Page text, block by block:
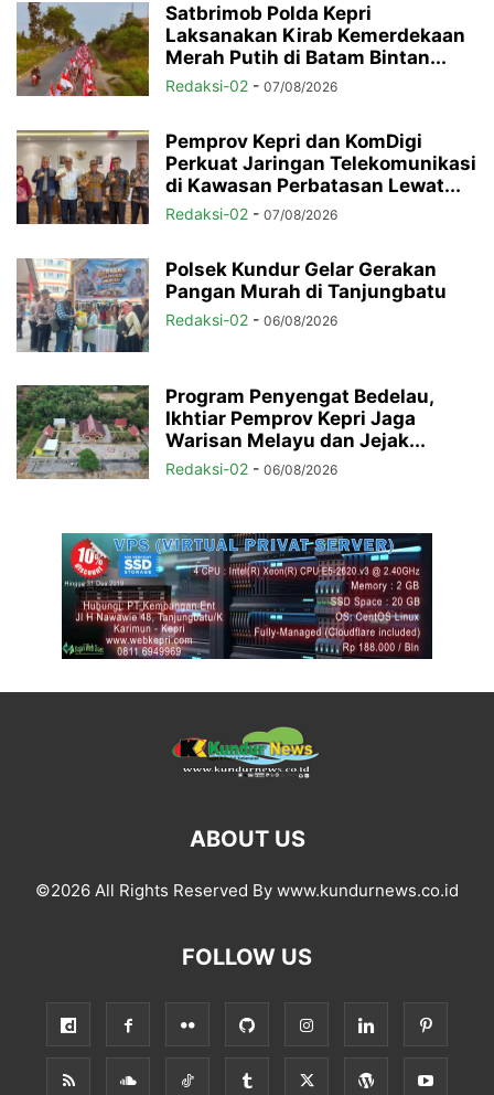
Satbrimob Polda Kepri
Laksanakan Kirab Kemerdekaan
Merah Putih di Batam Bintan...
Redaksi-02 - 07/08/2026
Pemprov Kepri dan KomDigi
Perkuat Jaringan Telekomunikasi
di Kawasan Perbatasan Lewat...
Redaksi-02 - 07/08/2026
Polsek Kundur Gelar Gerakan
Pangan Murah di Tanjungbatu
Redaksi-02 - 06/08/2026
Program Penyengat Bedelau,
Ikhtiar Pemprov Kepri Jaga
Warisan Melayu dan Jejak...
Redaksi-02 - 06/08/2026
ABOUT US
©2026 All Rights Reserved By www.kundurnews.co.id
FOLLOW US